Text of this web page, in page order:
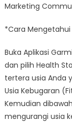
Marketing
*Cara
Buka Aplikasi
dan pilih Health
tertera usia Anda
Usia Kebugaran
Kemudian
mengurangi usia